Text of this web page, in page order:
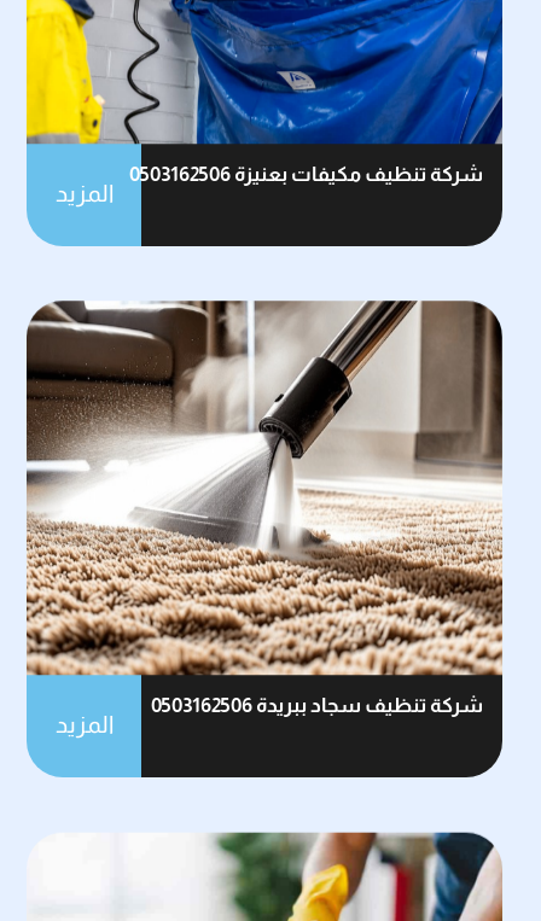
شركة تنظيف مكيفات بعنيزة 0503162506
المزيد
شركة تنظيف سجاد ببريدة 0503162506
المزيد